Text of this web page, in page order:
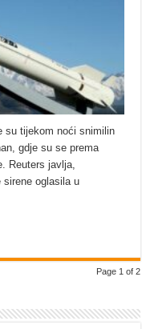
su tijekom noći snimilin
gdje su se prema
Reuters javlja,
oglasila u
Page 1 of 2